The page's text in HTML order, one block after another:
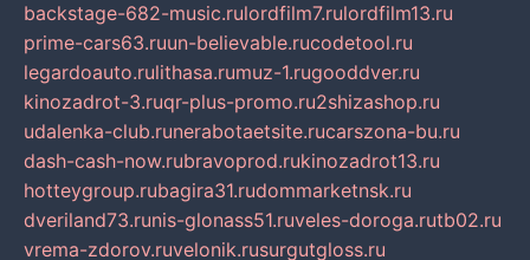
backstage-682-music.rulordfilm7.rulordfilm13.ru
prime-cars63.ruun-believable.rucodetool.ru
legardoauto.rulithasa.rumuz-1.rugooddver.ru
kinozadrot-3.ruqr-plus-promo.ru2shizashop.ru
udalenka-club.runerabotaetsite.rucarszona-bu.ru
dash-cash-now.rubravoprod.rukinozadrot13.ru
hotteygroup.rubagira31.rudommarketnsk.ru
dveriland73.runis-glonass51.ruveles-doroga.rutb02.ru
vrema-zdorov.ruvelonik.rusurgutgloss.ru